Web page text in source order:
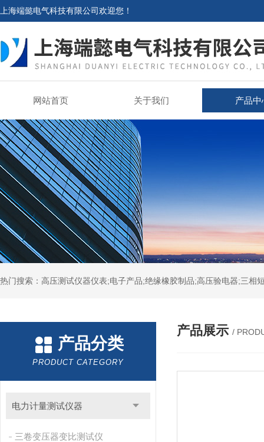
上海端懿电气科技有限公司欢迎您！
网站首页 关于我们 产品中
热门搜索：高压测试仪器仪表;电子产品;绝缘橡胶制品;高压验电器;三
产品分类
PRODUCT CATEGORY
电力计量测试仪器
三卷变压器变比测试仪
产品展示 /